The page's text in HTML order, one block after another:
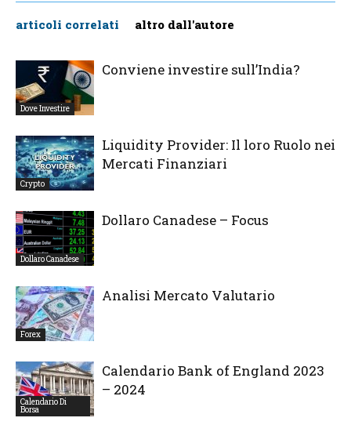
articoli correlati altro dall'autore
Dove Investire
Conviene investire sull’India?
Crypto
Liquidity Provider: Il loro Ruolo nei
Mercati Finanziari
Dollaro Canadese
Dollaro Canadese – Focus
Forex
Analisi Mercato Valutario
Calendario Di
Borsa
Calendario Bank of England 2023
– 2024